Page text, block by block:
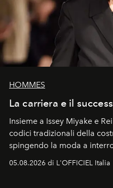
HOMMES
La carriera e il
Insieme a Issey Miyake e
codici tradizionali della
spingendo la moda a
05.08.2026 di L'OFFICIEL Italia